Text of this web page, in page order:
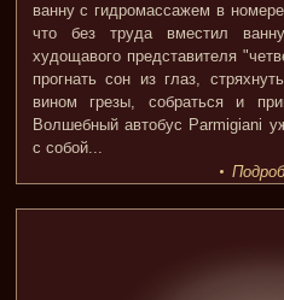
ванну с гидромассажем в
что без труда вместил
худощавого представителя
прогнать сон из глаз,
вином грезы, собраться и
Волшебный автобус Parmigiani
с собой...